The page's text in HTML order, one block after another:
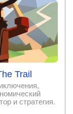
Trail
и стратегия.